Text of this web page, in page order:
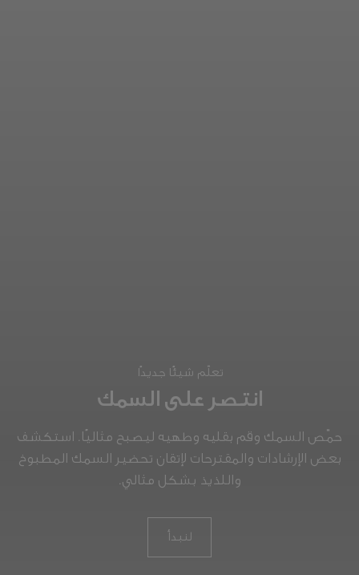
تعلّم شيئًا جديدًا
انتصر على السمك
حمّص السمك وقم بقليه وطهيه ليصبح مثاليًا. استكشف
بعض الإرشادات والمقترحات لإتقان تحضير السمك المطبوخ
واللذيذ بشكل مثالي.
لنبدأ